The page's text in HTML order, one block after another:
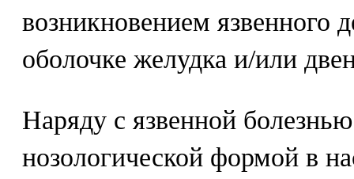
возникновением язвенного
оболочке желудка и/или
Наряду с язвенной
нозологической формой в